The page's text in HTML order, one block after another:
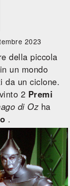
2023
della piccola
un mondo
da un ciclone.
2 Premi
di Ozha
.